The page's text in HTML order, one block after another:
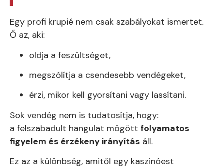
Egy profi krupié nem csak szabályokat ismertet.
Ő az, aki:
oldja a feszültséget,
megszólítja a csendesebb vendégeket,
érzi, mikor kell gyorsítani vagy lassítani.
Sok vendég nem is tudatosítja, hogy:
a felszabadult hangulat mögött folyamatos
figyelem és érzékeny irányítás áll.
Ez az a különbség, amitől egy kaszinóest